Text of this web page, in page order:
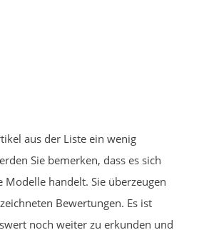
aus der Liste ein wenig
Sie bemerken, dass es sich
handelt. Sie überzeugen
Bewertungen. Es ist
noch weiter zu erkunden und